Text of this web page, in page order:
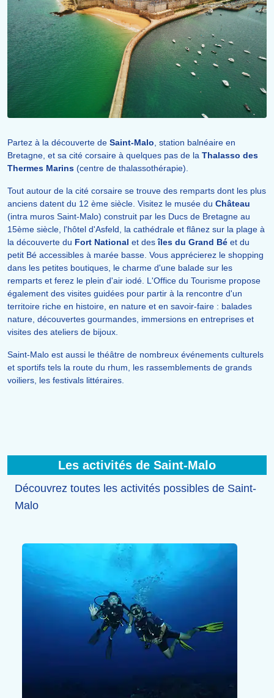
Partez à la découverte de Saint-Malo , station balnéaire en
Bretagne, et sa cité corsaire à quelques pas de la Thalasso des
Thermes Marins (centre de thalassothérapie).
Tout autour de la cité corsaire se trouve des remparts dont les plus
anciens datent du 12 ème siècle. Visitez le musée du Château
(intra muros Saint-Malo) construit par les Ducs de Bretagne au
15ème siècle, l'hôtel d'Asfeld, la cathédrale et flânez sur la plage à
la découverte du Fort National et desîles du Grand Bé et du
petit Bé accessibles à marée basse. Vous apprécierez le shopping
dans les petites boutiques, le charme d'une balade sur les
remparts et ferez le plein d'air iodé. L'Office du Tourisme propose
également des visites guidées pour partir à la rencontre d'un
territoire riche en histoire, en nature et en savoir-faire : balades
nature, découvertes gourmandes, immersions en entreprises et
visites des ateliers de bijoux.
Saint-Malo est aussi le théâtre de nombreux événements culturels
et sportifs tels la route du rhum, les rassemblements de grands
voiliers, les festivals littéraires.
Les activités de Saint-Malo
Découvrez toutes les activités possibles de Saint-
Malo